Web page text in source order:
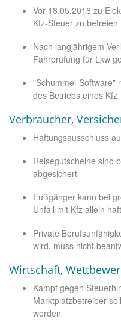
Vor 18.05.2016 zu
Kfz-Steuer zu befreien
Nach langjährigem
Fahrprüfung für Lkw
"Schummel-Software"
des Betriebs eines Kfz
Verbraucher,
Haftungsausschluss
Reisegutscheine sind
abgesichert
Fußgänger kann bei
Unfall mit Kfz allein
Private
wird, muss nicht
Wirtschaft,
Kampf gegen
Marktplatzbetreiber
werden